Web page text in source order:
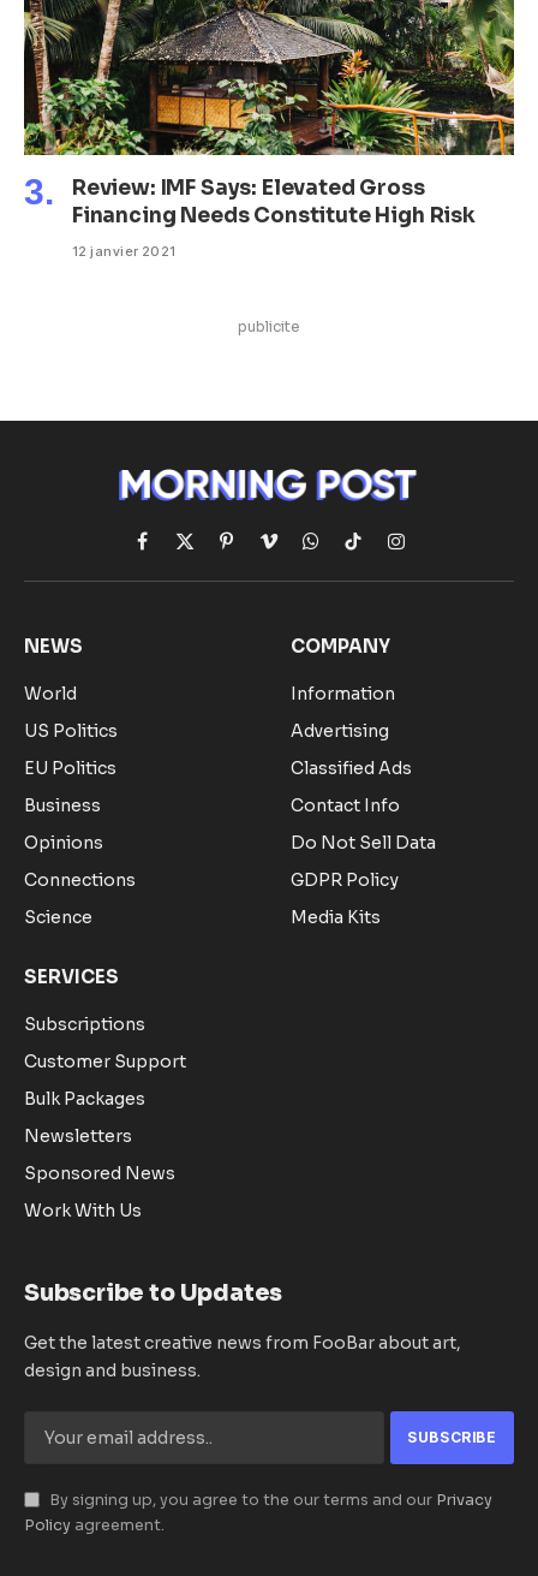
Review: IMF Says: Elevated Gross
Financing Needs Constitute High Risk
12 janvier 2021
publicite
Facebook
X
(Twitter)
Pinterest
VimeoWhatsApp
TikTokInstagram
NEWS
World
US Politics
EU Politics
Business
Opinions
Connections
Science
COMPANY
Information
Advertising
Classified Ads
Contact Info
Do Not Sell Data
GDPR Policy
Media Kits
SERVICES
Subscriptions
Customer Support
Bulk Packages
Newsletters
Sponsored News
Work With Us
Subscribe to Updates
Get the latest creative news from FooBar about art,
design and business.
By signing up, you agree to the our terms and our Privacy
Policy agreement.